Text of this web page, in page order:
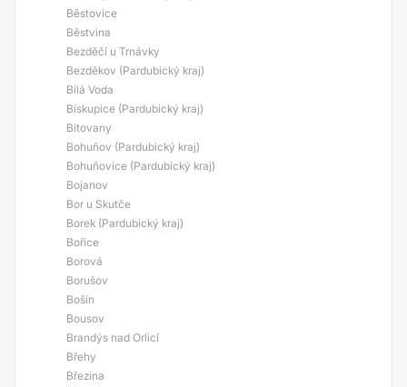
Běstovice
Běstvina
Bezděčí u Trnávky
Bezděkov (Pardubický kraj)
Bílá Voda
Biskupice (Pardubický kraj)
Bítovany
Bohuňov (Pardubický kraj)
Bohuňovice (Pardubický kraj)
Bojanov
Bor u Skutče
Borek (Pardubický kraj)
Bořice
Borová
Borušov
Bošín
Bousov
Brandýs nad Orlicí
Břehy
Březina